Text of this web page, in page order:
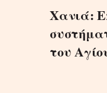
Χανιά:
του